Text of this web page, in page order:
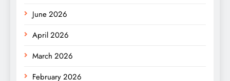
June 2026
April 2026
March 2026
February 2026